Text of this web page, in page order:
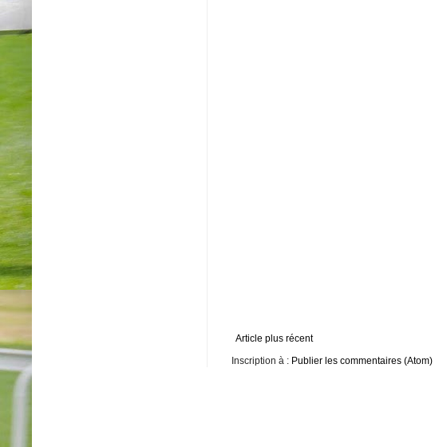
Article plus récent
Inscription à : Publier les commentaires (Atom)